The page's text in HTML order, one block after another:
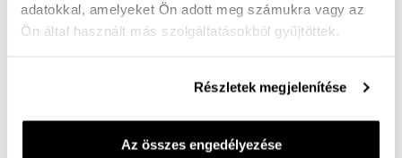
adatokkal, amelyeket Ön adott meg számukra vagy az
Ön által használt más szolgáltatásokból gyűjtöttek.
Részletek megjelenítése
Az összes engedélyezése
kombinálható hétköznapi és elegánsabb öltözékekkel
A puha bőr talpbetét kellemes viseletet biztosít egész
természetes járást. A 4 cm-es sarokmagasság ideális